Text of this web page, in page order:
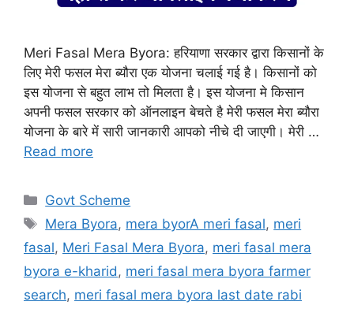
Meri Fasal Mera Byora: हरियाणा सरकार द्वारा किसानों के
लिए मेरी फसल मेरा ब्यौरा एक योजना चलाई गई है। किसानों को
इस योजना से बहुत लाभ तो मिलता है। इस योजना मे किसान
अपनी फसल सरकार को ऑनलाइन बेचते है मेरी फसल मेरा ब्यौरा
योजना के बारे में सारी जानकारी आपको नीचे दी जाएगी। मेरी …
Read more
Categories
Govt Scheme
Tags
Mera Byora, mera byorA meri fasal, meri
fasal, Meri Fasal Mera Byora, meri fasal mera
byora e-kharid , meri fasal mera byora farmer
search, meri fasal mera byora last date rabi